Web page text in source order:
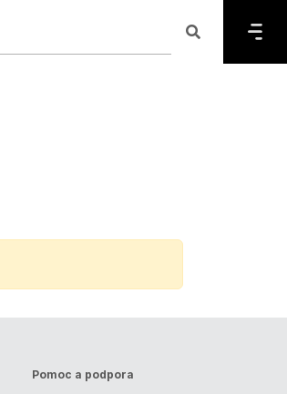
Pomoc a podpora